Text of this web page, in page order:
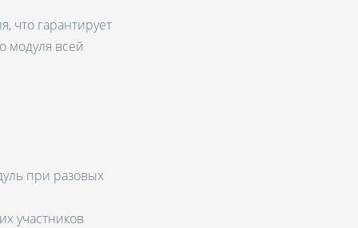
что гарантирует
модуля всей
при разовых
участников